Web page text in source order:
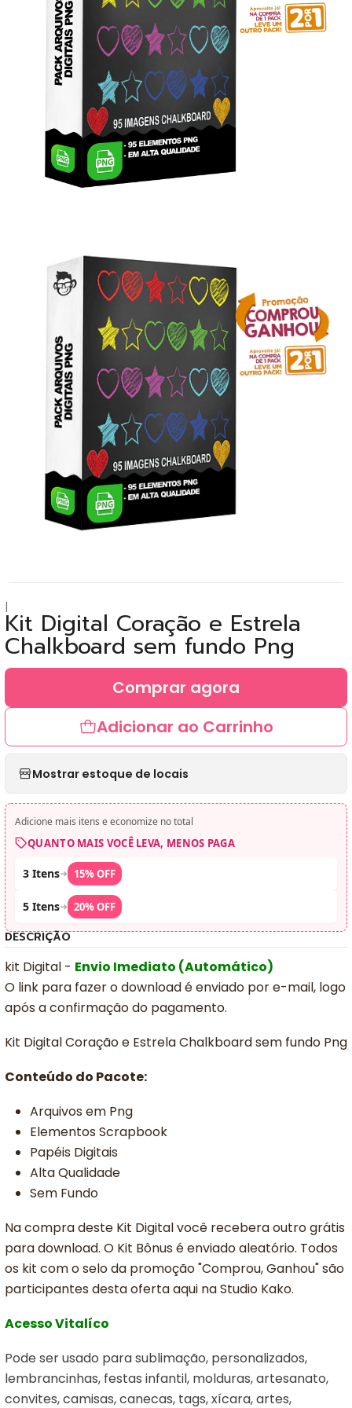
|Kit Digital Coração e Estrela
Chalkboard sem fundo Png
Adicionar ao Carrinho
Comprar agora
Mostrar estoque de locais
Adicione mais itens e economize no total
QUANTO MAIS VOCÊ LEVA, MENOS PAGA
3 Itens➜ 15% OFF
5 Itens➜ 20% OFF
DESCRIÇÃO
kit Digital - Envio Imediato (Automático)
O link para fazer o download é enviado por e-mail, logo
após a confirmação do pagamento.
Kit Digital Coração e Estrela Chalkboard sem fundo Png
Conteúdo do Pacote:
Arquivos em Png
Elementos Scrapbook
Papéis Digitais
Alta Qualidade
Sem Fundo
Na compra deste Kit Digital você recebera outro grátis
para download. O Kit Bônus é enviado aleatório. Todos
os kit com o selo da promoção "Comprou, Ganhou" são
participantes desta oferta aqui na Studio Kako.
Acesso Vitalíco
Pode ser usado para sublimação, personalizados,
lembrancinhas, festas infantil, molduras, artesanato,
convites, camisas, canecas, tags, xícara, artes,